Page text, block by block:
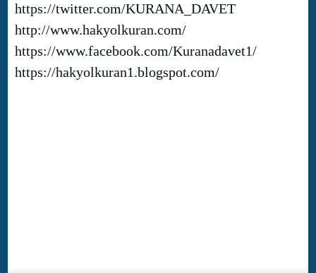
https://twitter.com/KURANA_DAVET
http://www.hakyolkuran.com/
https://www.facebook.com/Kuranadavet1/
https://hakyolkuran1.blogspot.com/